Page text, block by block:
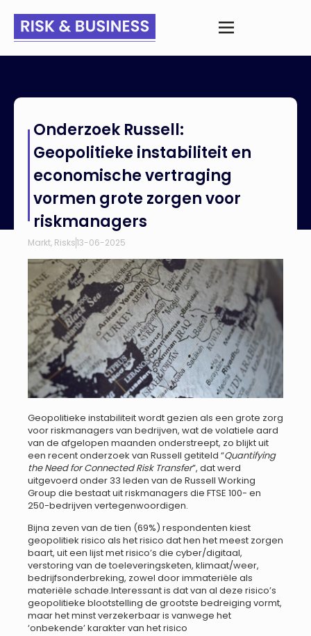
en economische vertraging vormen grote zorgen voor
Onderzoek Russell:
Geopolitieke instabiliteit en
economische vertraging
vormen grote zorgen voor
riskmanagers
Markt, Risks13-06-2025
Geopolitieke instabiliteit wordt gezien als een grote zorg
voor riskmanagers van bedrijven, wat de volatiele aard
van de afgelopen maanden onderstreept, zo blijkt uit
een recent onderzoek van Russell getiteld “Quantifying
the Need for Connected Risk Transfer”, dat werd
uitgevoerd onder 33 leden van de Russell Working
Group die bestaat uit riskmanagers die FTSE 100- en
250-bedrijven vertegenwoordigen.
Bijna zeven van de tien (69%) respondenten kiest
geopolitiek risico als het risico dat hen het meest zorgen
baart, uit een lijst met risico’s die cyber/digitaal,
verstoring van de toeleveringsketen, klimaat/weer,
bedrijfsonderbreking, zowel door immateriële als
materiële schade.Interessant is dat van al deze risico’s
geopolitieke blootstelling de grootste bedreiging vormt,
maar het minst verzekerbaar is vanwege het
‘onbekende’ karakter van het risico